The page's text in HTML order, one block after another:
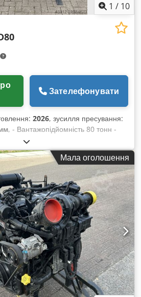
1 / 10
Зателефонувати
2026, зусилля пресування:
, - Вантажопідйомність 80 тонн -
Робоча ширина 920 мм - Електричне
Манометр - Аварійна зупинка
- 400V
Мала оголошення